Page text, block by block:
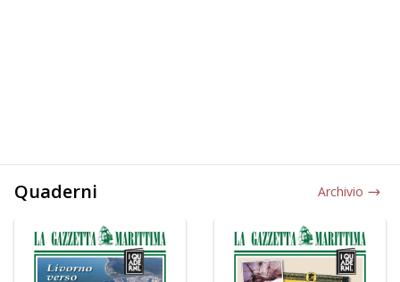
Quaderni Archivio